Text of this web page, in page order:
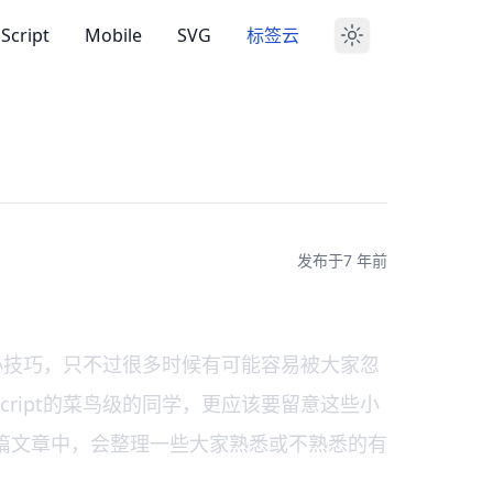
Mobile SVG 标签云
发布于7 年前
巧，只不过很多时候有可能容易被大家忽
的菜鸟级的同学，更应该要留意这些小
章中，会整理一些大家熟悉或不熟悉的有